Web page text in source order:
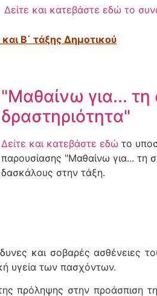
Δείτε και κατεβάστε εδώ το
Β΄ τάξης Δημοτικού
"Μαθαίνω για... τη
δραστηριότητα"
Δείτε και κατεβάστε εδώ το
παρουσίασης "Μαθαίνω για... τη
δασκάλους στην τάξη.
και σοβαρές ασθένειες
υγεία των πασχόντων.
πρόληψης στην προάσπιση